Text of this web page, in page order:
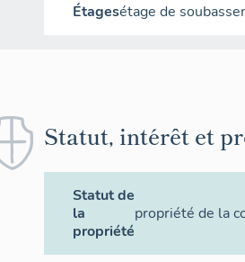
Étagesétage de
Statut, intérêt et
Statut de
la
propriété
propriété de la